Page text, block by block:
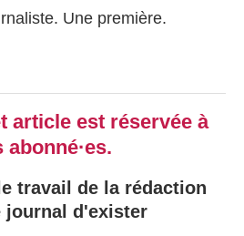
Une première.
article est réservée à
abonné·es.
travail de la rédaction
journal d'exister